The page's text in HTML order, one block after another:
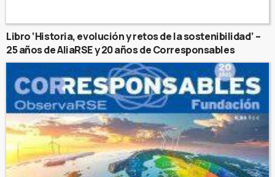
Libro ‘Historia, evolución y retos de la sostenibilidad’ –
25 años de AliaRSE y 20 años de Corresponsables